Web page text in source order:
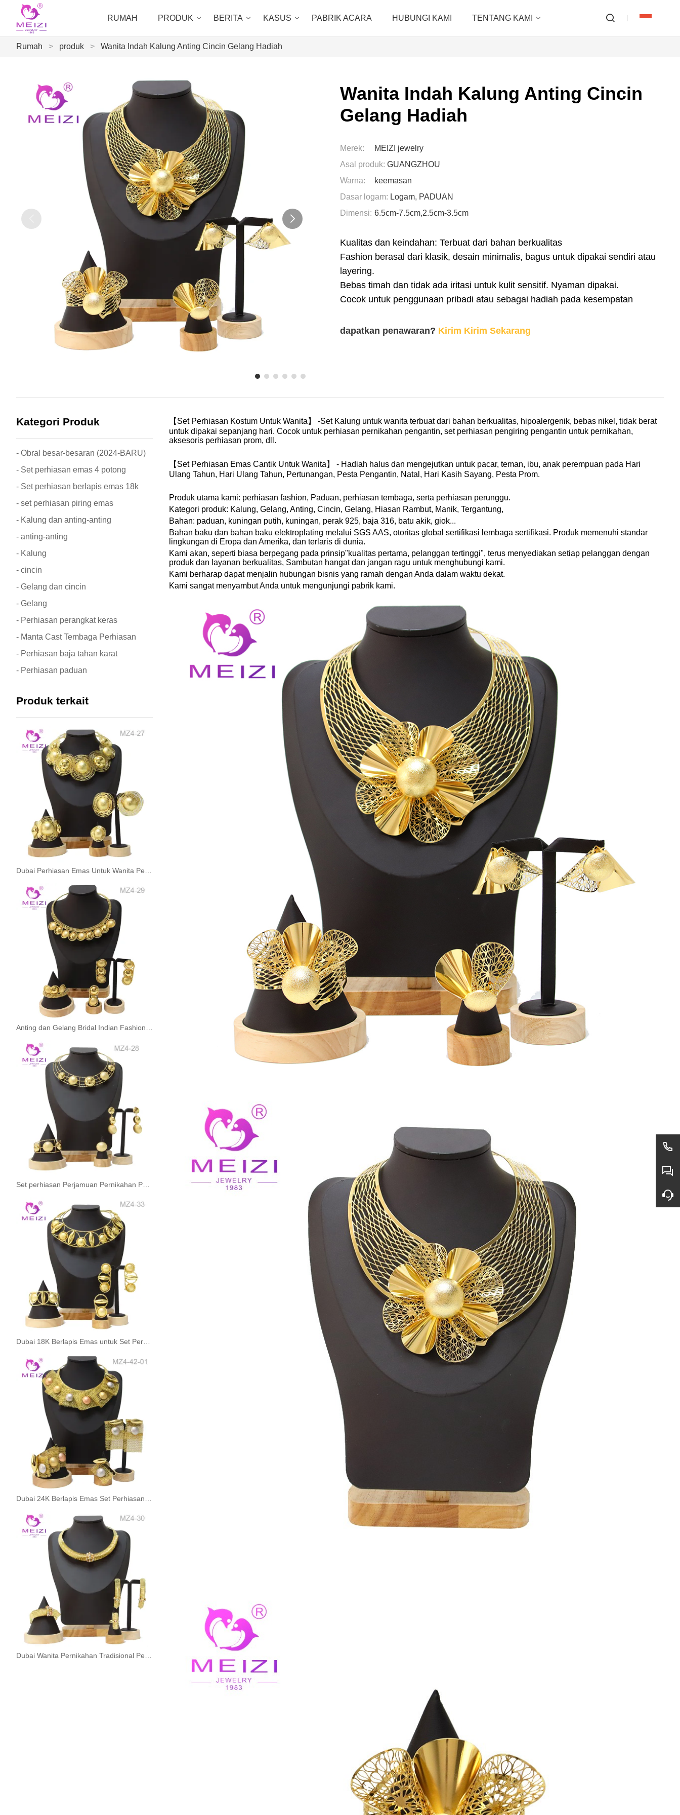
RUMAH PRODUK BERITA KASUS PABRIK ACARA HUBUNGI KAMI TENTANG KAMI
Rumah > produk > Wanita Indah Kalung Anting Cincin Gelang Hadiah
Wanita Indah Kalung Anting Cincin
Gelang Hadiah
Merek:
MEIZI jewelry
Asal produk: GUANGZHOU
Warna:
keemasan
Dasar logam: Logam, PADUAN
Dimensi: 6.5cm-7.5cm,2.5cm-3.5cm
Kualitas dan keindahan: Terbuat dari bahan berkualitas
Fashion berasal dari klasik, desain minimalis, bagus untuk dipakai sendiri atau
layering.
Bebas timah dan tidak ada iritasi untuk kulit sensitif. Nyaman dipakai.
Cocok untuk penggunaan pribadi atau sebagai hadiah pada kesempatan
dapatkan penawaran? Kirim Kirim Sekarang
Kategori Produk
- Obral besar-besaran (2024-BARU)
- Set perhiasan emas 4 potong
- Set perhiasan berlapis emas 18k
- set perhiasan piring emas
- Kalung dan anting-anting
- anting-anting
- Kalung
- cincin
- Gelang dan cincin
- Gelang
- Perhiasan perangkat keras
- Manta Cast Tembaga Perhiasan
- Perhiasan baja tahan karat
- Perhiasan paduan
Produk terkait
【Set Perhiasan Kostum Untuk Wanita】 -Set Kalung untuk wanita terbuat dari bahan berkualitas, hipoalergenik, bebas nikel, tidak berat
untuk dipakai sepanjang hari. Cocok untuk perhiasan pernikahan pengantin, set perhiasan pengiring pengantin untuk pernikahan,
aksesoris perhiasan prom, dll.
【Set Perhiasan Emas Cantik Untuk Wanita】 - Hadiah halus dan mengejutkan untuk pacar, teman, ibu, anak perempuan pada Hari
Ulang Tahun, Hari Ulang Tahun, Pertunangan, Pesta Pengantin, Natal, Hari Kasih Sayang, Pesta Prom.
Produk utama kami: perhiasan fashion, Paduan, perhiasan tembaga, serta perhiasan perunggu.
Kategori produk: Kalung, Gelang, Anting, Cincin, Gelang, Hiasan Rambut, Manik, Tergantung,
Bahan: paduan, kuningan putih, kuningan, perak 925, baja 316, batu akik, giok...
Bahan baku dan bahan baku elektroplating melalui SGS AAS, otoritas global sertifikasi lembaga sertifikasi. Produk memenuhi standar
lingkungan di Eropa dan Amerika, dan terlaris di dunia.
Kami akan, seperti biasa berpegang pada prinsip"kualitas pertama, pelanggan tertinggi", terus menyediakan setiap pelanggan dengan
produk dan layanan berkualitas, Sambutan hangat dan jangan ragu untuk menghubungi kami.
Kami berharap dapat menjalin hubungan bisnis yang ramah dengan Anda dalam waktu dekat.
Kami sangat menyambut Anda untuk mengunjungi pabrik kami.